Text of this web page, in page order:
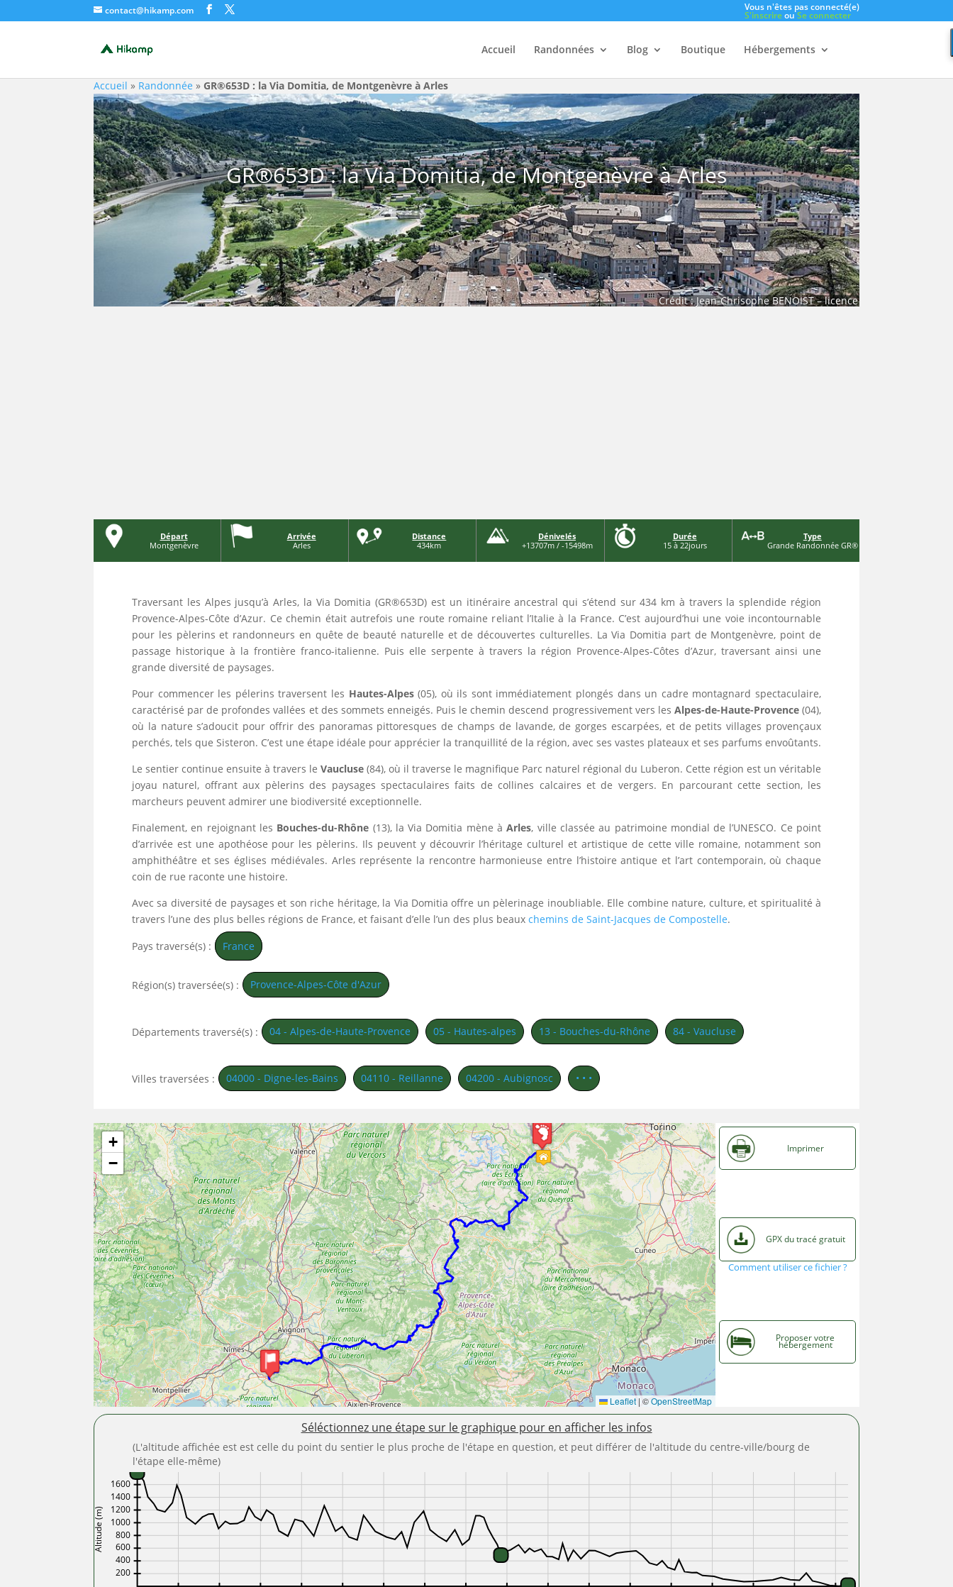
contact@hikamp.com Vous n'êtes pas connecté(e)
S'inscrireouSe connecter
Accueil Randonnées Blog Boutique Hébergements
Accueil » Randonnée » GR®653D : la Via Domitia, de Montgenèvre à Arles
GR®653D : la Via Domitia, de Montgenèvre à Arles
Crédit :Jean-Chrisophe BENOIST–licence
Départ
Montgenèvre
Arrivée
Arles
Distance
434km
Dénivelés
+13707m / -15498m
Durée
15 à 22jours
Type
Grande Randonnée GR®
Traversant les Alpes jusqu’à Arles, la Via Domitia (GR®653D) est un itinéraire ancestral qui s’étend sur 434 km à travers la splendide région
Provence-Alpes-Côte d’Azur. Ce chemin était autrefois une route romaine reliant l’Italie à la France. C’est aujourd’hui une voie incontournable
pour les pèlerins et randonneurs en quête de beauté naturelle et de découvertes culturelles. La Via Domitia part de Montgenèvre, point de
passage historique à la frontière franco-italienne. Puis elle serpente à travers la région Provence-Alpes-Côtes d’Azur, traversant ainsi une
grande diversité de paysages.
Pour commencer les pélerins traversent les Hautes-Alpes(05), où ils sont immédiatement plongés dans un cadre montagnard spectaculaire,
caractérisé par de profondes vallées et des sommets enneigés. Puis le chemin descend progressivement vers les Alpes-de-Haute-Provence(04),
où la nature s’adoucit pour offrir des panoramas pittoresques de champs de lavande, de gorges escarpées, et de petits villages provençaux
perchés, tels que Sisteron. C’est une étape idéale pour apprécier la tranquillité de la région, avec ses vastes plateaux et ses parfums envoûtants.
Le sentier continue ensuite à travers le Vaucluse (84), où il traverse le magnifique Parc naturel régional du Luberon. Cette région est un véritable
joyau naturel, offrant aux pèlerins des paysages spectaculaires faits de collines calcaires et de vergers. En parcourant cette section, les
marcheurs peuvent admirer une biodiversité exceptionnelle.
Finalement, en rejoignant les Bouches-du-Rhône (13), la Via Domitia mène àArles, ville classée au patrimoine mondial de l’UNESCO. Ce point
d’arrivée est une apothéose pour les pèlerins. Ils peuvent y découvrir l’héritage culturel et artistique de cette ville romaine, notamment son
amphithéâtre et ses églises médiévales. Arles représente la rencontre harmonieuse entre l’histoire antique et l’art contemporain, où chaque
coin de rue raconte une histoire.
Avec sa diversité de paysages et son riche héritage, la Via Domitia offre un pèlerinage inoubliable. Elle combine nature, culture, et spiritualité à
travers l’une des plus belles régions de France, et faisant d’elle l’un des plus beaux chemins de Saint-Jacques de Compostelle.
Pays traversé(s) :
France
Région(s) traversée(s) : Provence-Alpes-Côte d'Azur
Départements traversé(s) : 04 - Alpes-de-Haute-Provence 05 - Hautes-alpes 13 - Bouches-du-Rhône 84 - Vaucluse
Villes traversées : 04000 - Digne-les-Bains 04110 - Reillanne 04200 - Aubignosc • • •
+
−
Leaflet | ©OpenStreetMap
Imprimer
GPX du tracé gratuit
Comment utiliser ce fichier ?
Proposer votre
hébergement
Séléctionnez une étape sur le graphique pour en afficher les infos
(L'altitude affichée est est celle du point du sentier le plus proche de l'étape en question, et peut différer de l'altitude du centre-ville/bourg de
l'étape elle-même)
Altitude (m)
200
400
600
800
1000
1200
1400
1600